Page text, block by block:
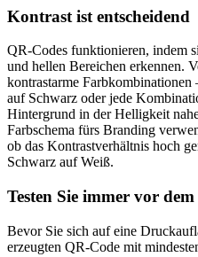
Kontrast ist entscheidend
QR-Codes funktionieren, indem
und hellen Bereichen erkennen.
kontrastarme
auf Schwarz oder jede
Hintergrund in der Helligkeit
Farbschema fürs Branding
ob das Kontrastverhältnis hoch
Schwarz auf Weiß.
Testen Sie immer vor
Bevor Sie sich auf eine
erzeugten QR-Code mit